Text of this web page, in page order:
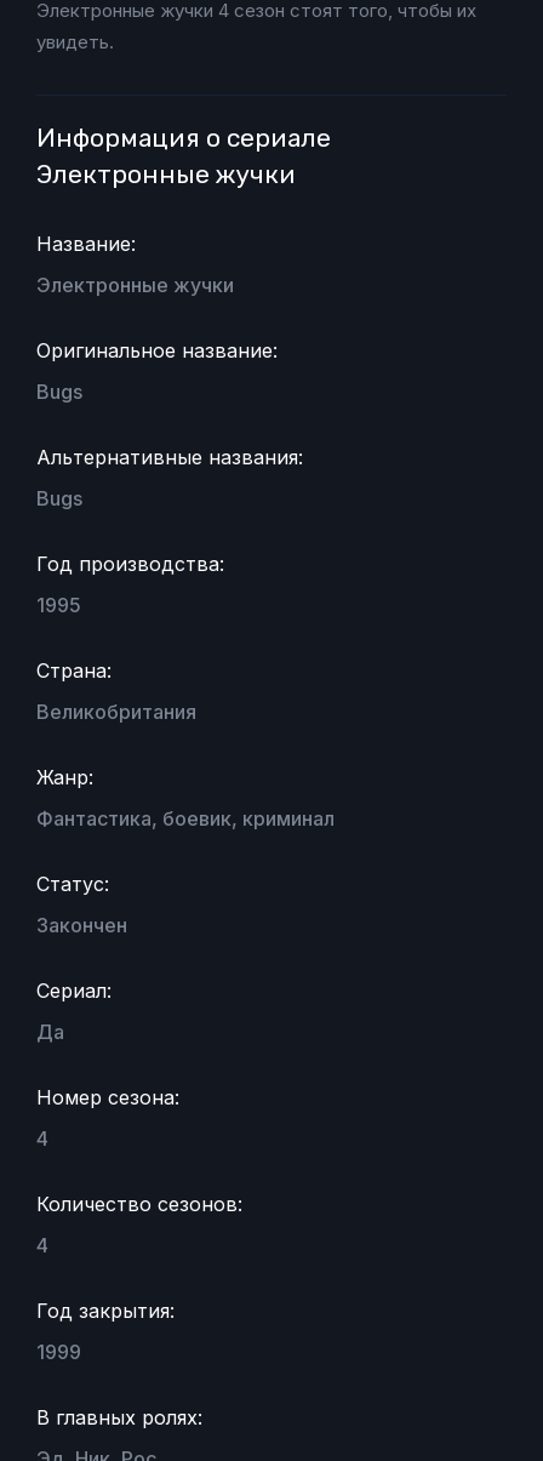
Электронные жучки 4 сезон стоят того, чтобы их
увидеть.
Информация о сериале
Электронные жучки
Название:
Электронные жучки
Оригинальное название:
Bugs
Альтернативные названия:
Bugs
Год производства:
1995
Страна:
Великобритания
Жанр:
Фантастика, боевик, криминал
Статус:
Закончен
Сериал:
Да
Номер сезона:
4
Количество сезонов:
4
Год закрытия:
1999
В главных ролях: